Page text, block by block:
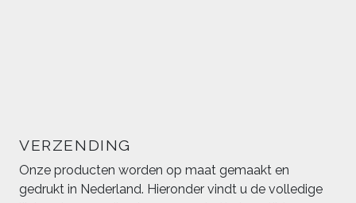
VERZENDING
Onze producten worden op maat gemaakt en
gedrukt in Nederland. Hieronder vindt u de volledige